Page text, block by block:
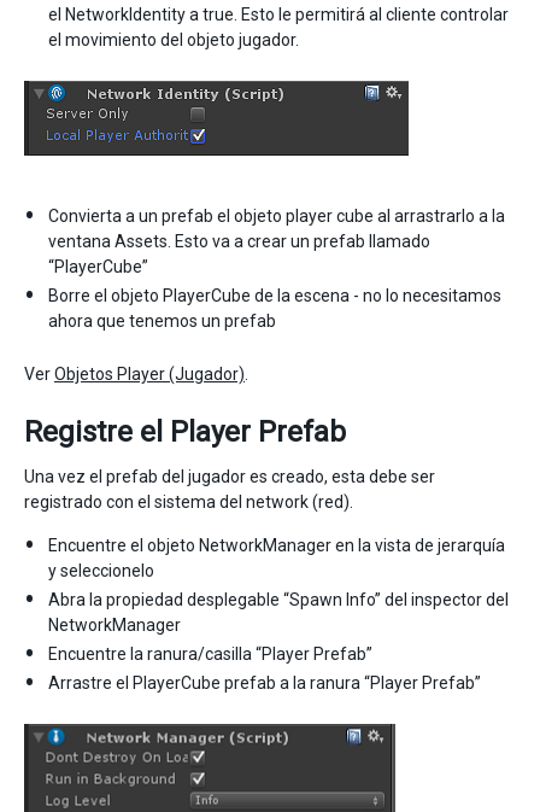
el NetworkIdentity a true. Esto le permitirá al cliente controlar
el movimiento del objeto jugador.
Convierta a un prefab el objeto player cube al arrastrarlo a la
ventana Assets. Esto va a crear un prefab llamado
“PlayerCube”
Borre el objeto PlayerCube de la escena - no lo necesitamos
ahora que tenemos un prefab
VerObjetos Player (Jugador)
Registre el Player Prefab
Una vez el prefab del jugador es creado, esta debe ser
registrado con el sistema del network (red).
Encuentre el objeto NetworkManager en la vista de jerarquía
y seleccionelo
Abra la propiedad desplegable “Spawn Info” del inspector del
NetworkManager
Encuentre la ranura/casilla “Player Prefab”
Arrastre el PlayerCube prefab a la ranura “Player Prefab”